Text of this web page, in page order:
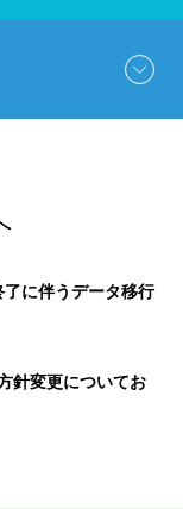
に伴うデータ移行
針変更についてお